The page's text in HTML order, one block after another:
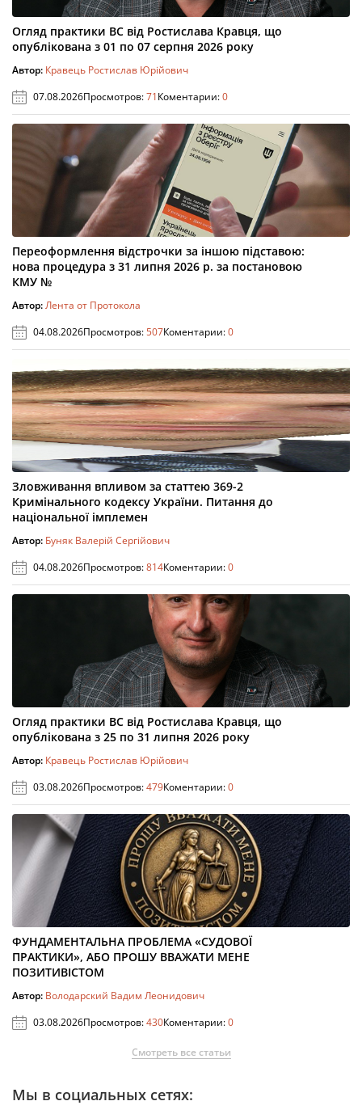
Огляд практики ВС від Ростислава Кравця, що
опублікована з 01 по 07 серпня 2026 року
Автор: Кравець Ростислав Юрійович
07.08.2026Просмотров:71Коментарии:0
Переоформлення відстрочки за іншою підставою:
нова процедура з 31 липня 2026 р. за постановою
КМУ №
Автор:Лента от Протокола
04.08.2026Просмотров:507Коментарии:0
Зловживання впливом за статтею 369-2
Кримінального кодексу України. Питання до
національної імплемен
Автор: Буняк Валерій Сергійович
04.08.2026Просмотров:814Коментарии:0
Огляд практики ВС від Ростислава Кравця, що
опублікована з 25 по 31 липня 2026 року
Автор: Кравець Ростислав Юрійович
03.08.2026Просмотров:479Коментарии:0
ФУНДАМЕНТАЛЬНА ПРОБЛЕМА «СУДОВОЇ
ПРАКТИКИ», АБО ПРОШУ ВВАЖАТИ МЕНЕ
ПОЗИТИВІСТОМ
Автор: Володарский Вадим Леонидович
03.08.2026Просмотров:430Коментарии:0
Смотреть все статьи
Мы в социальных сетях: